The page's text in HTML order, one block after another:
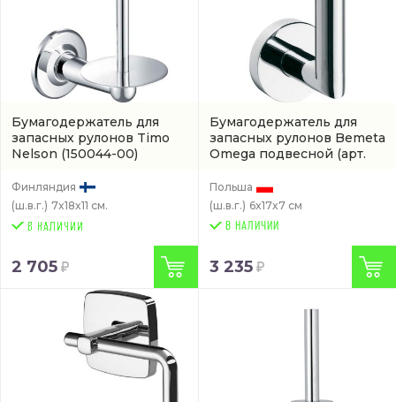
Бумагодержатель для
запасных рулонов Timo
Nelson (150044-00)
Финляндия
(ш.в.г.) 7x18x11 см.
2 705
Бумагодержатель для
запасных рулонов Bemeta
Omega подвесной (арт.
Польша
(ш.в.г.) 6x17x7 см
В НАЛИЧИИ
3 235